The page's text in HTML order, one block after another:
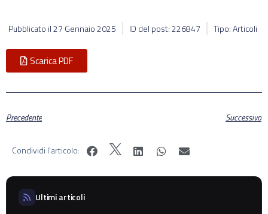
Pubblicato il27 Gennaio 2025 ID del post: 226847 Tipo: Articoli
Scarica PDF
Precedente Successivo
Condividi l'articolo:
Ultimi articoli